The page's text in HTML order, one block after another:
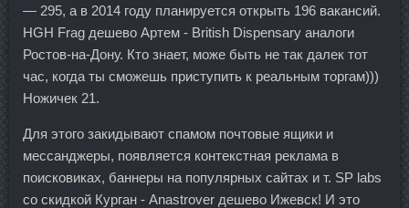
— 295, а в 2014 году планируется открыть 196 вакансий.
HGH Frag дешево Артем - British Dispensary аналоги
Ростов-на-Дону. Кто знает, може быть не так далек тот
час, когда ты сможешь приступить к реальным торгам)))
Ножичек 21.
Для этого закидывают спамом почтовые ящики и
мессанджеры, появляется контекстная реклама в
поисковиках, баннеры на популярных сайтах и т. SP labs
со скидкой Курган - Anastrover дешево Ижевск! И это